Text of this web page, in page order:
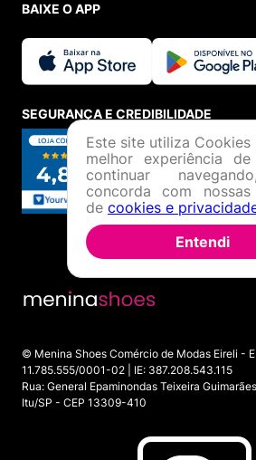
BAIXE O APP
SEGURANÇA E CREDIBILIDADE
© Menina Shoes Comércio de Modas Eireli -
11.785.555/0001-02 | IE: 387.208.543.115
Rua: General Epaminondas Teixeira
Itu/SP - CEP 13309-410
Este site utiliza Cookies
melhor experiência
continuar
concorda com
de cookies e
Entendi